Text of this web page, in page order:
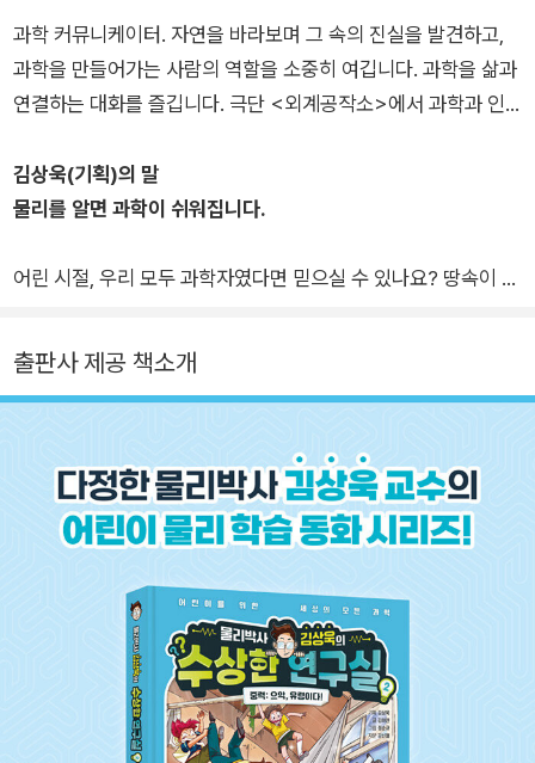
과학 커뮤니케이터. 자연을 바라보며 그 속의 진실을 발견하고,
과학을 만들어가는 사람의 역할을 소중히 여깁니다. 과학을 삶과
연결하는 대화를 즐깁니다. 극단 <외계공작소>에서 과학과 인
에서 물리교육으로 박사 학위를 마쳤습니다.
김상욱(기획)의 말
물리를 알면 과학이 쉬워집니다.
어린 시절, 우리 모두 과학자였다면 믿으실 수 있나요? 땅속이 궁
장난감이 어떻게 작동하는지 궁금하여 분해해 본 적 있다면 여러
분은 과학자였습니다. 어쩌면 과학자는 어린 시절의 흥미를 잃지
학에 대한 관심을 잃지 않도록 지켜야 하지 않을까요?
과학 중에서도 물리는 특별합니다. 오늘날 과학이라고 부르는 학
문은 17세기 뉴턴의 물리학에서 시작되었다고 해도 과언은 아니
기 때문이죠. 거칠게 말해서 현대과학은 물리의 언어와 개념을 사
용하여 물리적 방법으로 수행되는 활동입니다. 화학에서 원자구
조를 계산하고, 생명과학에서 에너지를 이야기하며, 전자공학에
서 양자역학을 사용하고, 천문학에서 상대성 이론을 적용하는 것
처럼 말이죠. 물리는 모든 자연에 들어있는 가장 근본적인 원리를
출판사 제공 책소개